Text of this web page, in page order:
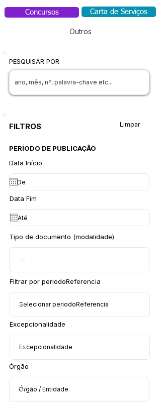
Concursos Carta de Serviços
Outros
PESQUISAR POR
FILTROS Limpar
PERÍODO DE PUBLICAÇÃO
Data Início
Data Fim
Tipo de documento (modalidade)
Filtrar por periodoReferencia
Excepcionalidade
Órgão